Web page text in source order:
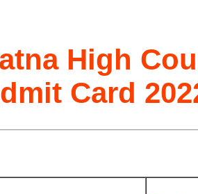
High
Card